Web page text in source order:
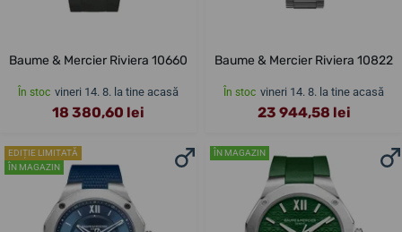
Baume & Mercier Riviera 10660
În stoc vineri 14. 8. la tine acasă
18 380,60 lei
Baume & Mercier Riviera 10822
În stoc vineri 14. 8. la tine acasă
23 944,58 lei
EDIȚIE LIMITATĂ
ÎN MAGAZIN
ÎN MAGAZIN